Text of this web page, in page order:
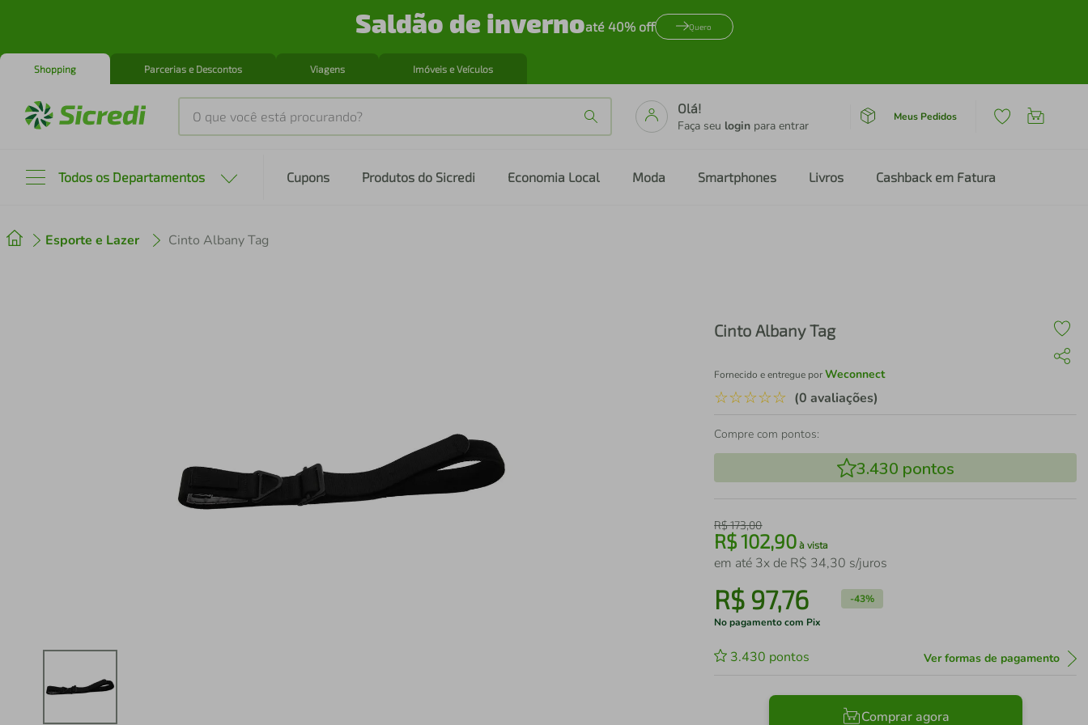
Saldão de invernoaté 40% off Quero
Shopping Parcerias e Descontos Viagens Imóveis e Veículos
O que você está procurando?
Olá!
Faça seu login para entrar
Meus Pedidos
Todos os Departamentos Cupons Produtos do Sicredi Economia Local Moda Smartphones Livros Cashback em Fatura
Esporte e Lazer Cinto Albany Tag
Cinto Albany Tag
Fornecido e entregue porWeconnect
☆☆☆☆☆ (0 avaliações)
Compre com pontos:
3.430 pontos
R$173,00
R$102,90 à vista
em até 3x de R$ 34,30 s/juros
R$ 97,76 -43%
No pagamento com Pix
3.430 pontos Ver formas de pagamento
Comprar agora
2 º cafeteira